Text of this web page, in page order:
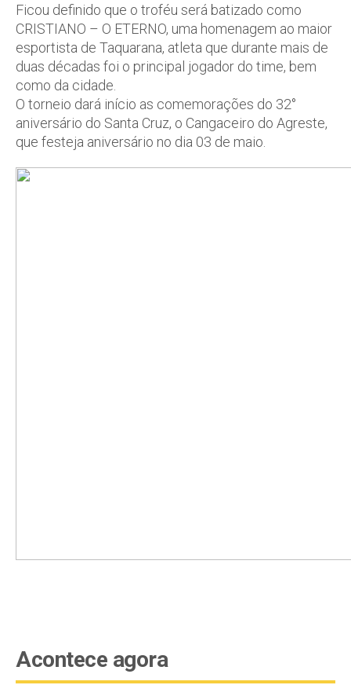
Ficou definido que o troféu será batizado como
CRISTIANO – O ETERNO, uma homenagem ao maior
esportista de Taquarana, atleta que durante mais de
duas décadas foi o principal jogador do time, bem
como da cidade.
O torneio dará início as comemorações do 32°
aniversário do Santa Cruz, o Cangaceiro do Agreste,
que festeja aniversário no dia 03 de maio.
Acontece agora